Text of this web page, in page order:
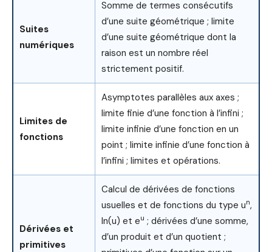
Suites
numériques
Somme de termes consécutifs
d’une suite géométrique ; limite
d’une suite géométrique dont la
raison est un nombre réel
strictement positif.
Limites de
fonctions
Asymptotes parallèles aux axes ;
limite finie d’une fonction à l’infini ;
limite infinie d’une fonction en un
point ; limite infinie d’une fonction à
l’infini ; limites et opérations.
Dérivées et
primitives
Calcul de dérivées de fonctions
usuelles et de fonctions du type un,
ln(u) et eu ; dérivées d’une somme,
d’un produit et d’un quotient ;